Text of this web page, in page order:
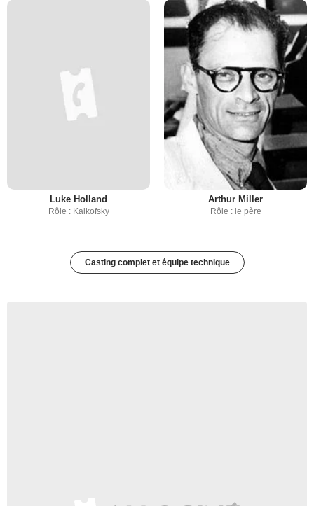
Luke Holland
Rôle : Kalkofsky
Arthur Miller
Rôle : le père
Casting complet et équipe technique